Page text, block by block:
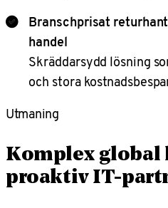
Branschprisat
handel
Skräddarsydd lösning
och stora
Utmaning
Komplex
proaktiv IT-